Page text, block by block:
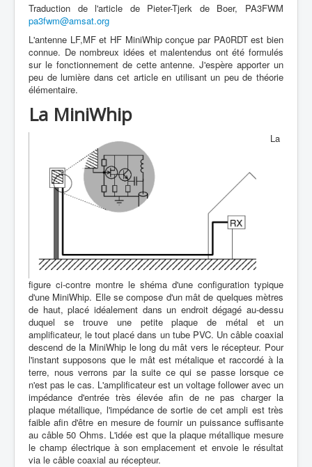
Traduction de l'article de Pieter-Tjerk de Boer, PA3FWM
pa3fwm@amsat.org
L'antenne LF,MF et HF MiniWhip conçue par PA0RDT est bien
connue. De nombreux idées et malentendus ont été formulés
sur le fonctionnement de cette antenne. J'espère apporter un
peu de lumière dans cet article en utilisant un peu de théorie
élémentaire.
La MiniWhip
La
figure ci-contre montre le shéma d'une configuration typique
d'une MiniWhip. Elle se compose d'un mât de quelques mètres
de haut, placé idéalement dans un endroit dégagé au-dessu
duquel se trouve une petite plaque de métal et un
amplificateur, le tout placé dans un tube PVC. Un câble coaxial
descend de la MiniWhip le long du mât vers le récepteur. Pour
l'instant supposons que le mât est métalique et raccordé à la
terre, nous verrons par la suite ce qui se passe lorsque ce
n'est pas le cas. L'amplificateur est un voltage follower avec un
impédance d'entrée très élevée afin de ne pas charger la
plaque métallique, l'impédance de sortie de cet ampli est très
faible afin d'être en mesure de fournir un puissance suffisante
au câble 50 Ohms. L'idée est que la plaque métallique mesure
le champ électrique à son emplacement et envoie le résultat
via le câble coaxial au récepteur.